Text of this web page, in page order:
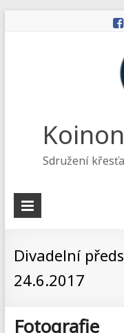
Sdružení
Divadelní
24.6.2017
Fotografie